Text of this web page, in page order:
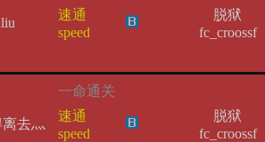
速通
speed
脱狱
fc_croossf
去灬
一命通关
速通
speed
脱狱
fc_croossf